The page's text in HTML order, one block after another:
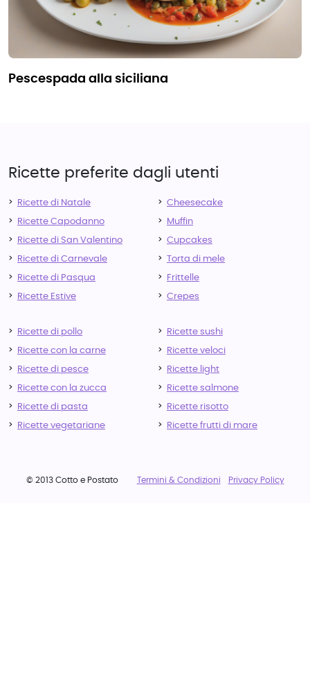
pescespada alla siciliana
Ricette preferite dagli utenti
Ricette di Natale
Ricette Capodanno
Ricette di San Valentino
Ricette di Carnevale
Ricette di Pasqua
Ricette Estive
Cheesecake
Muffin
Cupcakes
Torta di mele
Frittelle
Crepes
Ricette di pollo
Ricette con la carne
Ricette di pesce
Ricette con la zucca
Ricette di pasta
Ricette vegetariane
Ricette sushi
Ricette veloci
Ricette light
Ricette salmone
Ricette risotto
Ricette frutti di mare
© 2013 Cotto e Postato Termini & Condizioni Privacy Policy